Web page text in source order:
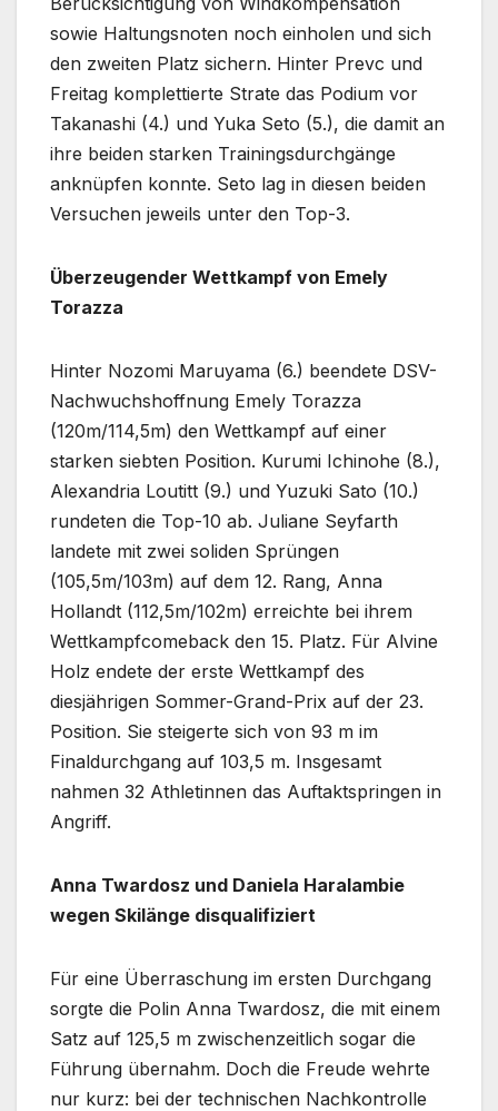
sowie Haltungsnoten noch einholen und sich
den zweiten Platz sichern. Hinter Prevc und
Freitag komplettierte Strate das Podium vor
Takanashi (4.) und Yuka Seto (5.), die damit an
ihre beiden starken Trainingsdurchgänge
anknüpfen konnte. Seto lag in diesen beiden
Versuchen jeweils unter den Top-3.
Überzeugender Wettkampf von Emely
Torazza
Hinter Nozomi Maruyama (6.) beendete DSV-
Nachwuchshoffnung Emely Torazza
(120m/114,5m) den Wettkampf auf einer
starken siebten Position. Kurumi Ichinohe (8.),
Alexandria Loutitt (9.) und Yuzuki Sato (10.)
rundeten die Top-10 ab. Juliane Seyfarth
landete mit zwei soliden Sprüngen
(105,5m/103m) auf dem 12. Rang, Anna
Hollandt (112,5m/102m) erreichte bei ihrem
Wettkampfcomeback den 15. Platz. Für Alvine
Holz endete der erste Wettkampf des
diesjährigen Sommer-Grand-Prix auf der 23.
Position. Sie steigerte sich von 93 m im
Finaldurchgang auf 103,5 m. Insgesamt
nahmen 32 Athletinnen das Auftaktspringen in
Angriff.
Anna Twardosz und Daniela Haralambie
wegen Skilänge disqualifiziert
Für eine Überraschung im ersten Durchgang
sorgte die Polin Anna Twardosz, die mit einem
Satz auf 125,5 m zwischenzeitlich sogar die
Führung übernahm. Doch die Freude wehrte
nur kurz: bei der technischen Nachkontrolle